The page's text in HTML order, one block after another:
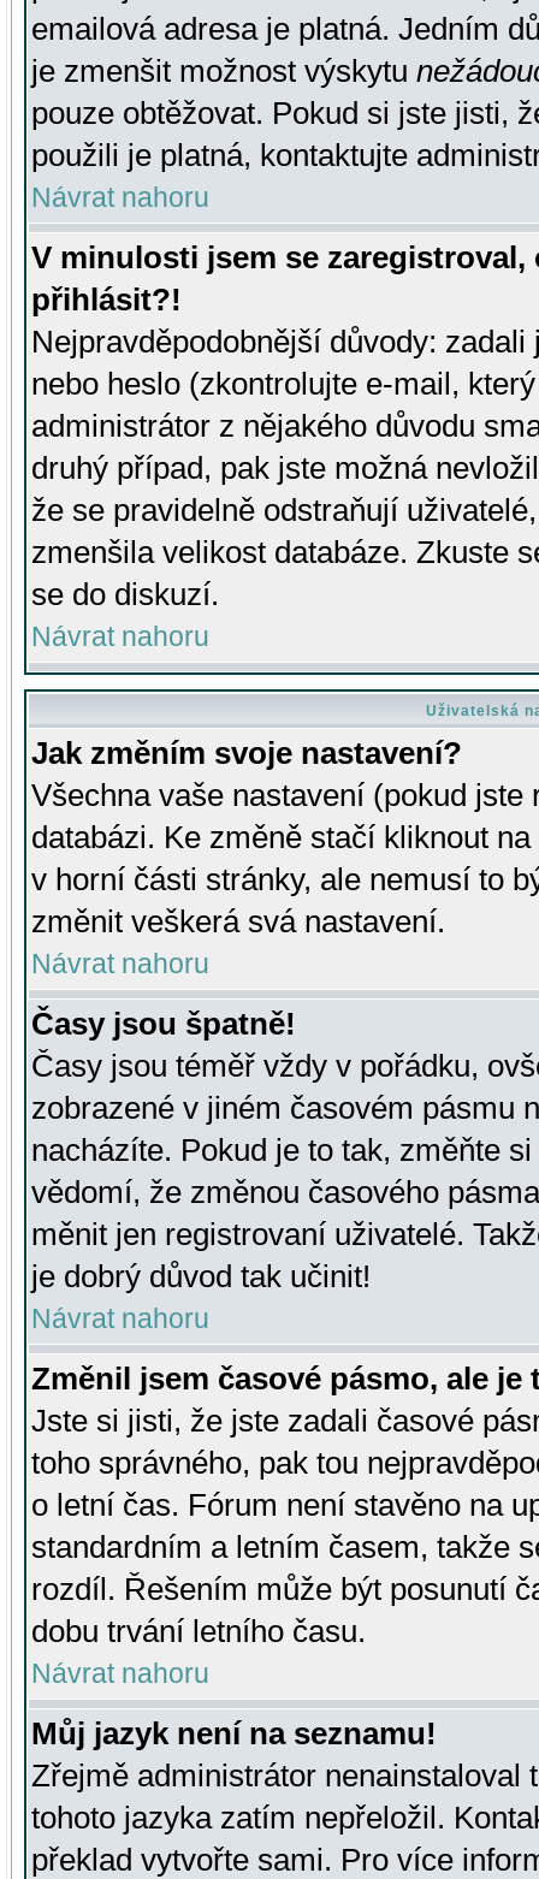
emailová adresa je platná. Jedním
je zmenšit možnost výskytu
pouze obtěžovat. Pokud si jste jisti,
použili je platná, kontaktujte
Návrat nahoru
V minulosti jsem se
přihlásit?!
Nejpravděpodobnější důvody:
nebo heslo (zkontrolujte e-mail,
administrátor z nějakého důvodu
druhý případ, pak jste možná
že se pravidelně odstraňují
zmenšila velikost databáze. Zkuste
se do diskuzí.
Návrat nahoru
Uživatelská
Jak změním svoje nastavení?
Všechna vaše nastavení (pokud
databázi. Ke změně stačí kliknout
v horní části stránky, ale nemusí to
změnit veškerá svá nastavení.
Návrat nahoru
Časy jsou špatně!
Časy jsou téměř vždy v pořádku,
zobrazené v jiném časovém pásmu
nacházíte. Pokud je to tak, změňte
vědomí, že změnou časového
měnit jen registrovaní uživatelé.
je dobrý důvod tak učinit!
Návrat nahoru
Změnil jsem časové pásmo, ale je
Jste si jisti, že jste zadali časové
toho správného, pak tou
o letní čas. Fórum není stavěno na
standardním a letním časem, takže
rozdíl. Řešením může být posunutí
dobu trvání letního času.
Návrat nahoru
Můj jazyk není na seznamu!
Zřejmě administrátor nenainstaloval
tohoto jazyka zatím nepřeložil.
překlad vytvořte sami. Pro více